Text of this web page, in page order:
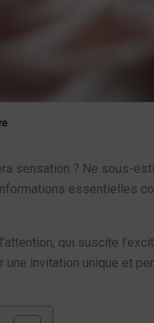
sensation ? Ne sous-
essentielles
qui suscite
une invitation unique et